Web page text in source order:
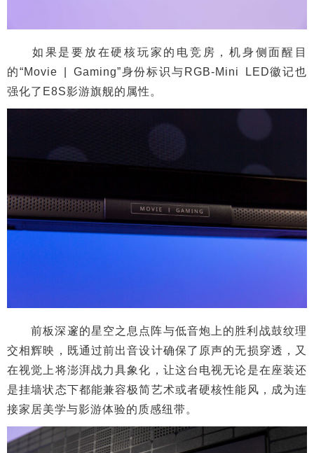
如果是要放在硬核玩家的电竞房，机身侧面醒目
的“Movie | Gaming”身份标识与RGB-Mini LED徽记也
强化了E8S影游旗舰的属性。
前板深邃的星空之息点阵与低音炮上的胜利战鼓纹理
交相辉映，既通过前出音设计确保了原声的无损穿透，又
在视觉上将澎湃战力具象化，让这台电视无论是在座装还
是挂墙状态下都能兼容极简艺术或者硬核性能风，成为连
接家居美学与影游体验的质感纽带。